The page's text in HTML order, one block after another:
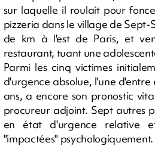
sur laquelle il roulait pour
pizzeria dans le village de Sept-
de km à l'est de Paris, et
restaurant, tuant une
Parmi les cinq victimes
d'urgence absolue, l'une d'entre
ans, a encore son pronostic
procureur adjoint. Sept autres
en état d'urgence relative
"impactées" psychologiquement.